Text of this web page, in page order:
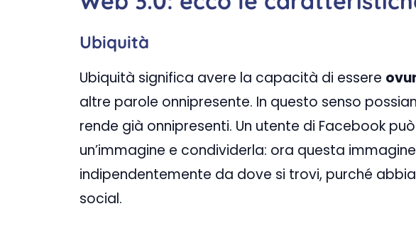
Ubiquità
Ubiquità significa avere la capacità di essere
altre parole onnipresente. In questo senso
rende già onnipresenti. Un utente di Facebook
un’immagine e condividerla: ora questa
indipendentemente da dove si trovi, purché
social.